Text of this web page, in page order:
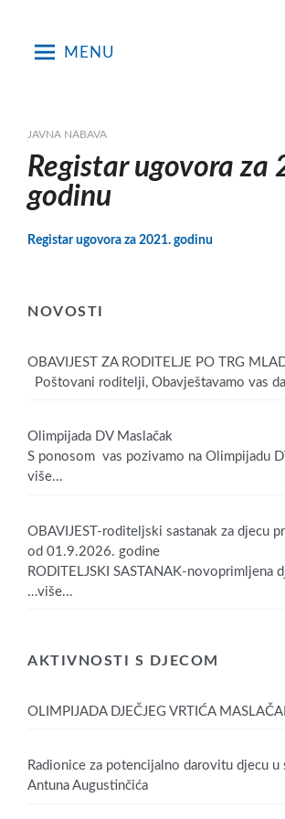
MENU
JAVNA NABAVA
Registar ugovora za
godinu
Registar ugovora za 2021. godinu
NOVOSTI
OBAVIJEST ZA RODITELJE PO TRG
Poštovani roditelji, Obavještavamo vas
Olimpijada DV Maslačak
S ponosom vas pozivamo na Olimpijadu
više...
OBAVIJEST-roditeljski sastanak za djecu
od 01.9.2026. godine
RODITELJSKI SASTANAK-novoprimljena
…više...
AKTIVNOSTI S DJECOM
OLIMPIJADA DJEČJEG VRTIĆA
Radionice za potencijalno darovitu djecu u
Antuna Augustinčića